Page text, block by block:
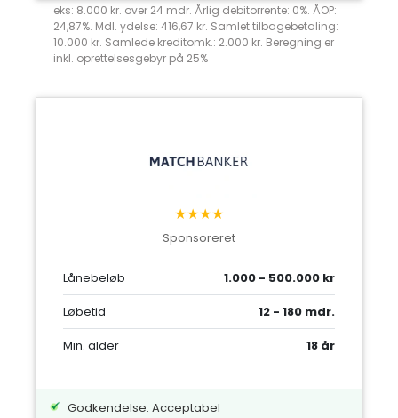
eks: 8.000 kr. over 24 mdr. Årlig debitorrente: 0%. ÅOP:
24,87%. Mdl. ydelse: 416,67 kr. Samlet tilbagebetaling:
10.000 kr. Samlede kreditomk.: 2.000 kr. Beregning er
inkl. oprettelsesgebyr på 25%
★★★★
Sponsoreret
Lånebeløb
1.000 - 500.000 kr
Løbetid
12 - 180 mdr.
Min. alder
18 år
Godkendelse: Acceptabel